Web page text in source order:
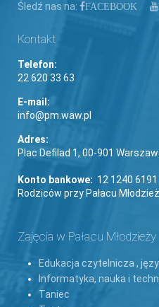
Śledź nas na: FACEBOOK
Kontakt
Telefon:
22 620 33 63
E-mail:
info@pm.waw.pl
Adres:
Plac Defilad 1, 00-901
Konto bankowe: 12 1240
Rodziców przy Pałacu
Zajęcia w Pałacu Młodzieży
Edukacja czytelnicza ,
Informatyka, nauka i
Taniec